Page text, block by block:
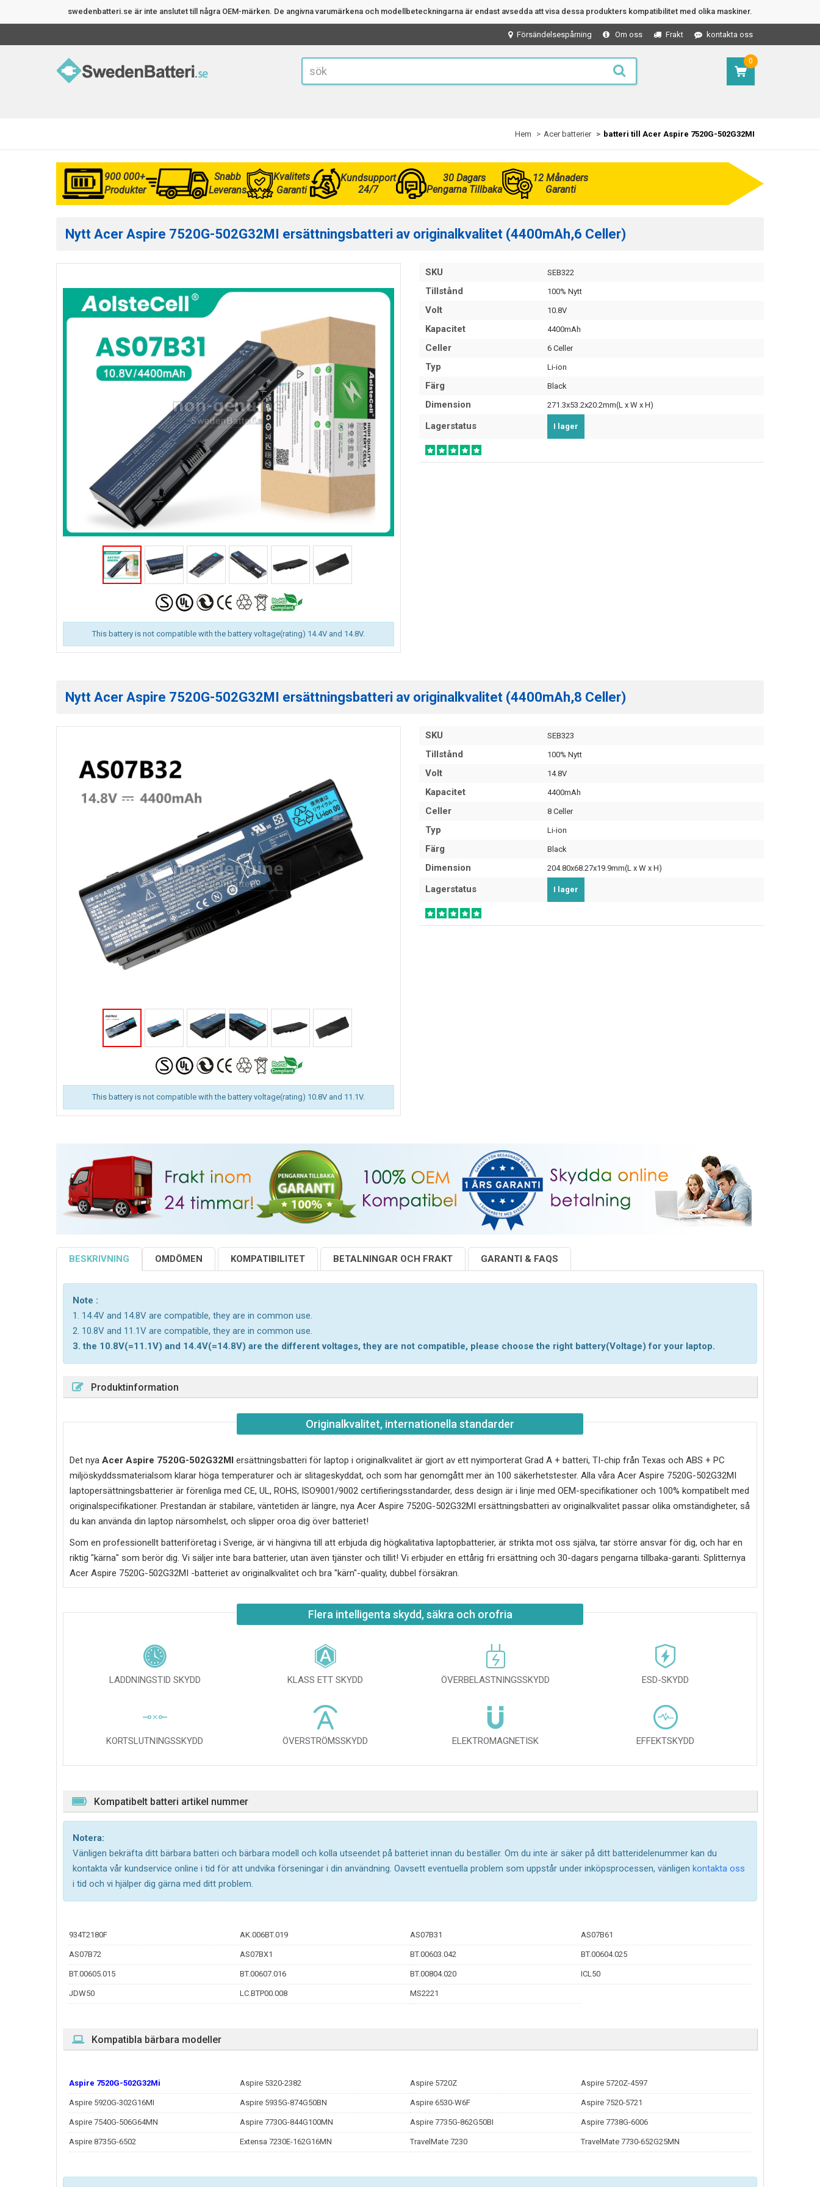
swedenbatteri.se är inte anslutet till några OEM-märken. De angivna varumärkena och modellbeteckningarna är endast avsedda att visa dessa produkters kompatibilitet med olika maskiner.
kontakta oss
Frakt
Om oss
Försändelsespårning
0
Hem Acer batterier batteri till Acer Aspire 7520G-502G32MI
900 000+
Produkter
Snabb
Leverans
Kvalitets
Garanti
Kundsupport
24/7
30 Dagars
Pengarna Tillbaka
12 Månaders
Garanti
Nytt Acer Aspire 7520G-502G32MI ersättningsbatteri av originalkvalitet (4400mAh,6 Celler)
This battery is not compatible with the battery voltage(rating) 14.4V and 14.8V.
SKU SEB322
Tillstånd 100% Nytt
Volt 10.8V
Kapacitet 4400mAh
Celler 6 Celler
Typ Li-ion
Färg Black
Dimension 271.3x53.2x20.2mm(L x W x H)
Lagerstatus I lager
Nytt Acer Aspire 7520G-502G32MI ersättningsbatteri av originalkvalitet (4400mAh,8 Celler)
This battery is not compatible with the battery voltage(rating) 10.8V and 11.1V.
SKU SEB323
Tillstånd 100% Nytt
Volt 14.8V
Kapacitet 4400mAh
Celler 8 Celler
Typ Li-ion
Färg Black
Dimension 204.80x68.27x19.9mm(L x W x H)
Lagerstatus I lager
BESKRIVNING OMDÖMEN KOMPATIBILITET BETALNINGAR OCH FRAKT GARANTI & FAQS
Note :
1. 14.4V and 14.8V are compatible, they are in common use.
2. 10.8V and 11.1V are compatible, they are in common use.
3. the 10.8V(=11.1V) and 14.4V(=14.8V) are the different voltages, they are not compatible, please choose the right battery(Voltage) for your laptop.
Produktinformation
Originalkvalitet, internationella standarder
Det nya Acer Aspire 7520G-502G32MI ersättningsbatteri för laptop i originalkvalitet är gjort av ett nyimporterat Grad A + batteri, TI-chip från Texas och ABS + PC
miljöskyddssmaterialsom klarar höga temperaturer och är slitageskyddat, och som har genomgått mer än 100 säkerhetstester. Alla våra Acer Aspire 7520G-502G32MI
laptopersättningsbatterier är förenliga med CE, UL, ROHS, ISO9001/9002 certifieringsstandarder, dess design är i linje med OEM-specifikationer och 100% kompatibelt med
originalspecifikationer. Prestandan är stabilare, väntetiden är längre, nya Acer Aspire 7520G-502G32MI ersättningsbatteri av originalkvalitet passar olika omständigheter, så
du kan använda din laptop närsomhelst, och slipper oroa dig över batteriet!
Som en professionellt batteriföretag i Sverige, är vi hängivna till att erbjuda dig högkalitativa laptopbatterier, är strikta mot oss själva, tar större ansvar för dig, och har en
riktig "kärna" som berör dig. Vi säljer inte bara batterier, utan även tjänster och tillit! Vi erbjuder en ettårig fri ersättning och 30-dagars pengarna tillbaka-garanti. Splitternya
Acer Aspire 7520G-502G32MI -batteriet av originalkvalitet och bra "kärn"-quality, dubbel försäkran.
Flera intelligenta skydd, säkra och orofria
LADDNINGSTID SKYDD KLASS ETT SKYDD ÖVERBELASTNINGSSKYDD ESD-SKYDD
KORTSLUTNINGSSKYDD ÖVERSTRÖMSSKYDD ELEKTROMAGNETISK EFFEKTSKYDD
Kompatibelt batteri artikel nummer
Notera:
Vänligen bekräfta ditt bärbara batteri och bärbara modell och kolla utseendet på batteriet innan du beställer. Om du inte är säker på ditt batteridelenummer kan du
kontakta vår kundservice online i tid för att undvika förseningar i din användning. Oavsett eventuella problem som uppstår under inköpsprocessen, vänligen kontakta oss
i tid och vi hjälper dig gärna med ditt problem.
934T2180F AK.006BT.019 AS07B31 AS07B61
AS07B72 AS07BX1 BT.00603.042 BT.00604.025
BT.00605.015 BT.00607.016 BT.00804.020 ICL50
JDW50 LC.BTP00.008 MS2221
Kompatibla bärbara modeller
Aspire 7520G-502G32Mi Aspire 5320-2382 Aspire 5720Z Aspire 5720Z-4597
Aspire 5920G-302G16MI Aspire 5935G-874G50BN Aspire 6530-W6F Aspire 7520-5721
Aspire 7540G-506G64MN Aspire 7730G-844G100MN Aspire 7735G-862G50BI Aspire 7738G-6006
Aspire 8735G-6502 Extensa 7230E-162G16MN TravelMate 7230 TravelMate 7730-652G25MN